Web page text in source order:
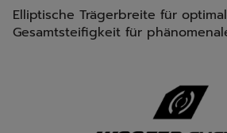
Elliptische Trägerbreite für
Gesamtsteifigkeit für